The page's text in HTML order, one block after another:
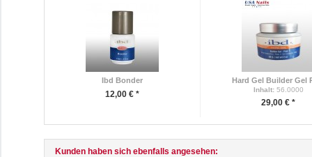
Ibd Bonder
12,00 € *
Hard Gel Builder Gel
Inhalt:56.0000
29,00 € *
Kunden haben sich ebenfalls angesehen: